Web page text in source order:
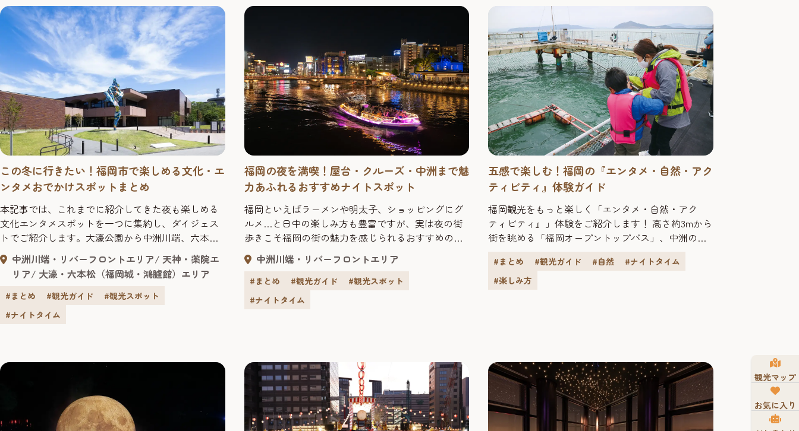
この冬に行きたい！福岡市で楽しめる文化・エ
ンタメおでかけスポットまとめ
本記事では、これまでに紹介してきた夜も楽しめる
文化エンタメスポットを一つに集約し、ダイジェス
トでご紹介します。大濠公園から中洲川端、六本
松、親不孝通りまで、福岡の夜を歩きながら巡
る、“体験型のナイトガイド”としても活用できま
す。 美術館で静かな夜を過ごすのもよし、圧巻の
ショーに心を揺さぶられるのもよし、ローカルアイ
ドルの一体感に飛び込むのもよし。観光で訪れる人
も、地元の方も、“福岡の夜の新し...
中洲川端・リバーフロントエリア
天神・薬院エ
リア
大濠・六本松（福岡城・鴻臚館）エリア
#まとめ #観光ガイド
#観光スポット
#ナイトタイム
福岡の夜を満喫！屋台・クルーズ・中洲まで魅
力あふれるおすすめナイトスポット
福岡といえばラーメンや明太子、ショッピングにグ
ルメ…と日中の楽しみ方も豊富ですが、実は夜の街
歩きこそ福岡の街の魅力を感じられるおすすめの過
ごし方です。リバーサイドに並ぶ屋台街の熱気、中
洲・那珂川に映るきらびやかなネオン、旧市街の路
地にひっそり灯る優しいあかり。にぎやかさと静け
さが絶妙に入り混じり、一度歩けば「もっと夜の福
中洲川端・リバーフロントエリア
#まとめ #観光ガイド
#観光スポット
#ナイトタイム
五感で楽しむ！福岡の『エンタメ・自然・アク
ティビティ』体験ガイド
福岡観光をもっと楽しく「エンタメ・自然・アク
ティビティ』」体験をご紹介します！ 高さ約3mから
街を眺める「福岡オープントップバス」、中洲の昼
験してみませんか。野球好きな人にはおおすすめの
「ドームツアー」、国内最大級の屋内型アスレチッ
#まとめ #観光ガイド #自然
#ナイトタイム
#楽しみ方
観光マップ
お気に入り